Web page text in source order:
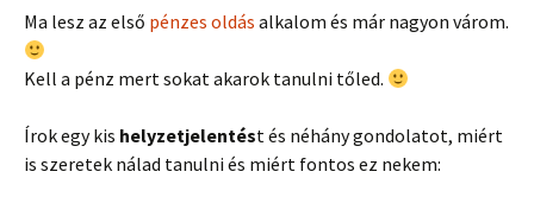
Ma lesz az első pénzes oldás alkalom és már nagyon várom.
Kell a pénz mert sokat akarok tanulni tőled.
Írok egy kis helyzetjelentést és néhány gondolatot, miért
is szeretek nálad tanulni és miért fontos ez nekem: